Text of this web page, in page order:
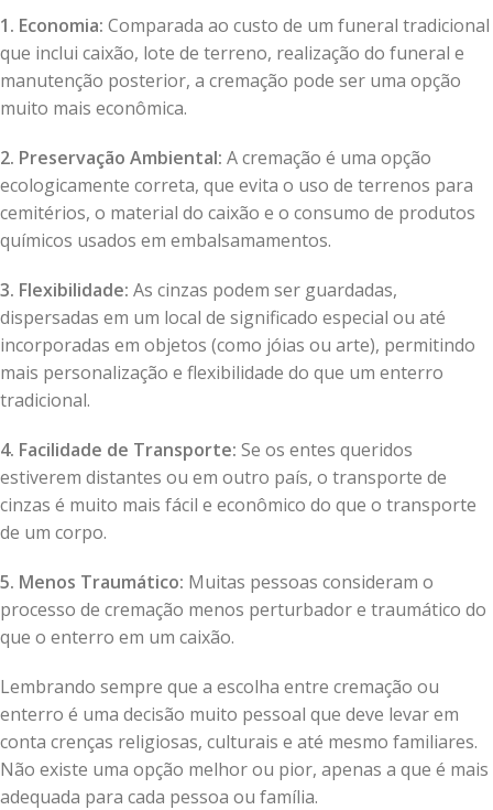
1. Economia: Comparada ao custo de um funeral tradicional
que inclui caixão, lote de terreno, realização do funeral e
manutenção posterior, a cremação pode ser uma opção
muito mais econômica.
2. Preservação Ambiental: A cremação é uma opção
ecologicamente correta, que evita o uso de terrenos para
cemitérios, o material do caixão e o consumo de produtos
químicos usados em embalsamamentos.
3. Flexibilidade: As cinzas podem ser guardadas,
dispersadas em um local de significado especial ou até
incorporadas em objetos (como jóias ou arte), permitindo
mais personalização e flexibilidade do que um enterro
tradicional.
4. Facilidade de Transporte: Se os entes queridos
estiverem distantes ou em outro país, o transporte de
cinzas é muito mais fácil e econômico do que o transporte
de um corpo.
5. Menos Traumático: Muitas pessoas consideram o
processo de cremação menos perturbador e traumático do
que o enterro em um caixão.
Lembrando sempre que a escolha entre cremação ou
enterro é uma decisão muito pessoal que deve levar em
conta crenças religiosas, culturais e até mesmo familiares.
Não existe uma opção melhor ou pior, apenas a que é mais
adequada para cada pessoa ou família.